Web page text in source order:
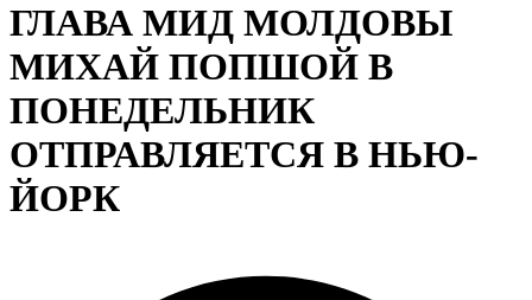
ГЛАВА МИД МОЛДОВЫ
МИХАЙ ПОПШОЙ В
ПОНЕДЕЛЬНИК
ОТПРАВЛЯЕТСЯ В НЬЮ-
ЙОРК